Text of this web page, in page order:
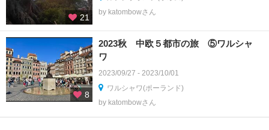
21
by katombowさん
8
2023秋 中欧５都市の旅 ⑤ワルシャ
ワ
2023/09/27 - 2023/10/01
ワルシャワ(ポーランド)
by katombowさん